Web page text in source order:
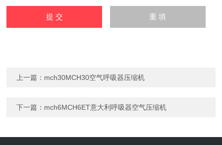
上一篇： mch30MCH30空气呼吸器压缩机
下一篇： mch6MCH6ET意大利呼吸器空气压缩机